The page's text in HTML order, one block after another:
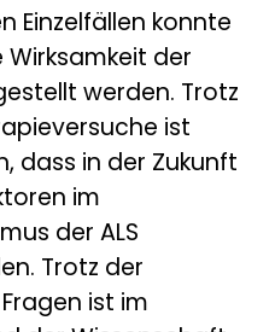
Einzelfällen konnte
der
werden. Trotz
ist
dass in der Zukunft
im
der ALS
Trotz der
ist im